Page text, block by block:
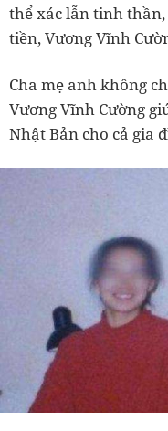
thể xác lẫn tinh
tiền, Vương Vĩnh
Cha mẹ anh không
Vương Vĩnh Cường
Nhật Bản cho cả gia